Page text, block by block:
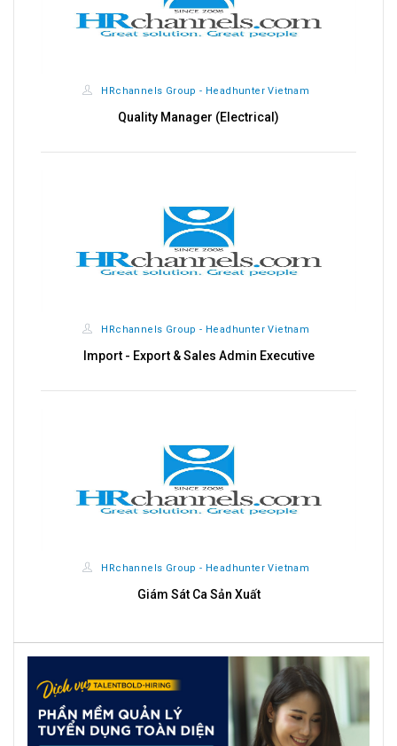
HRchannels Group - Headhunter Vietnam
Quality Manager (Electrical)
HRchannels Group - Headhunter Vietnam
Import - Export & Sales Admin Executive
HRchannels Group - Headhunter Vietnam
Giám Sát Ca Sản Xuất